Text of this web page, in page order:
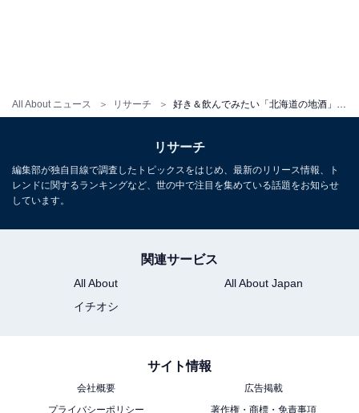
All About ニュース リサーチ
リサーチ
編集部が独自目線で調査したトピックスをはじめ、最新のリリース情報、ト
レンドに関するランキングなど、世の中で注目を集めている話題をお知らせ
しています。
関連サービス
All About
All About Japan
イチオシ
サイト情報
会社概要
広告掲載
プライバシーポリシー
著作権・商標・免責事項